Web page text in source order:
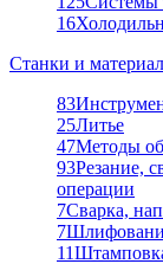
16
Станки и
83
25Литье
47Методы
93Резание,
операции
7Сварка,
7
11